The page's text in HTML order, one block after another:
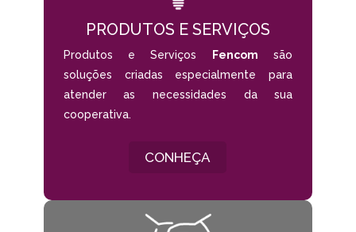
PRODUTOS E SERVIÇOS
Produtos e Serviços Fencom são
soluções criadas especialmente para
atender as necessidades da sua
cooperativa.
CONHEÇA